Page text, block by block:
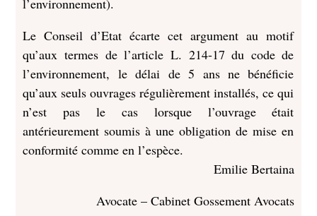
l’environnement).
Le Conseil d’Etat écarte cet argument au motif
qu’aux termes de l’article L. 214-17 du code de
l’environnement, le délai de 5 ans ne bénéficie
qu’aux seuls ouvrages régulièrement installés, ce qui
n’est pas le cas lorsque l’ouvrage était
antérieurement soumis à une obligation de mise en
conformité comme en l’espèce.
Emilie Bertaina
Avocate – Cabinet Gossement Avocats